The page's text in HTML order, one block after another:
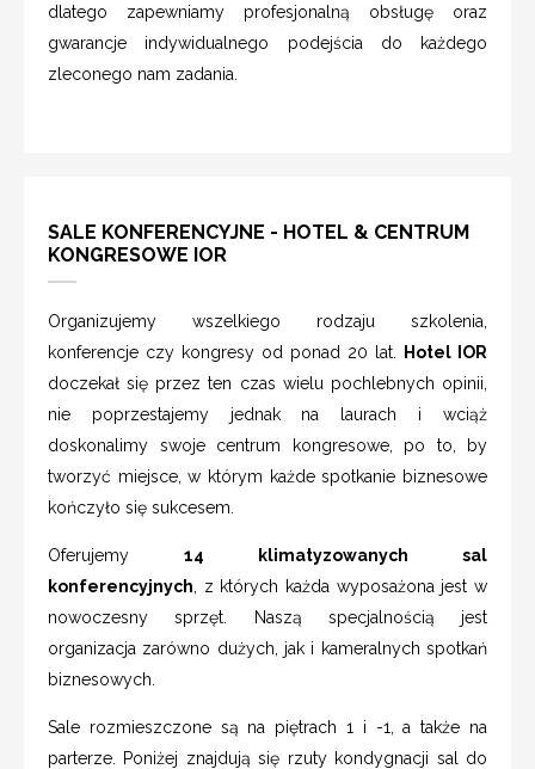
dlatego zapewniamy profesjonalną obsługę oraz
gwarancje indywidualnego podejścia do każdego
zleconego nam zadania.
SALE KONFERENCYJNE - HOTEL & CENTRUM
KONGRESOWE IOR
Organizujemy wszelkiego rodzaju szkolenia,
konferencje czy kongresy od ponad 20 lat.
Hotel IOR
doczekał się przez ten czas wielu pochlebnych opinii,
nie poprzestajemy jednak na laurach i wciąż
doskonalimy swoje centrum kongresowe, po to, by
tworzyć miejsce, w którym każde spotkanie biznesowe
kończyło się sukcesem.
Oferujemy 14 klimatyzowanych sal
konferencyjnych , z których każda wyposażona jest w
nowoczesny sprzęt. Naszą specjalnością jest
organizacja zarówno dużych, jak i kameralnych spotkań
biznesowych.
Sale rozmieszczone są na piętrach 1 i -1, a także na
parterze. Poniżej znajdują się rzuty kondygnacji sal do